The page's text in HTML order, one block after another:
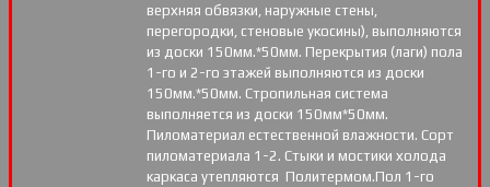
верхняя обвязки, наружные стены,
перегородки, стеновые укосины), выполняются
из доски 150мм.*50мм. Перекрытия (лаги) пола
1-го и 2-го этажей выполняются из доски
150мм.*50мм. Стропильная система
выполняется из доски 150мм*50мм.
Пиломатериал естественной влажности. Сорт
пиломатериала 1-2. Стыки и мостики холода
каркаса утепляются Политермом.Пол 1-го